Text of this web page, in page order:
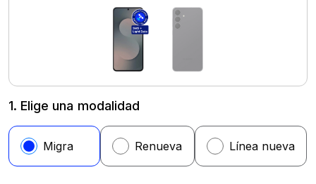
1. Elige una modalidad